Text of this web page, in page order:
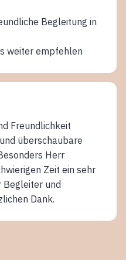
Begleitung in
weiter empfehlen
Freundlichkeit
überschaubare
Herr
Zeit ein sehr
Begleiter und
Dank.